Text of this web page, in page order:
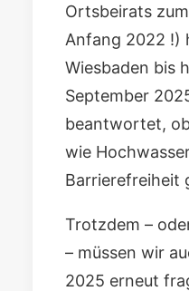
Ortsbeirats
Anfang 2022 !)
Wiesbaden bis
September
beantwortet,
wie
Barrierefreiheit
Trotzdem –
– müssen wir
2025 erneut